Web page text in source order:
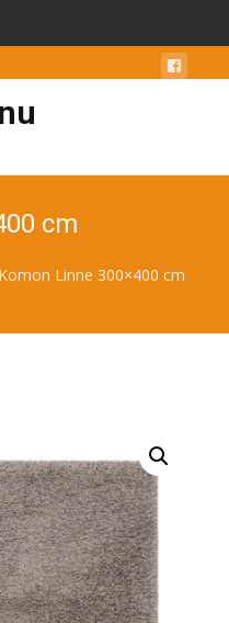
cm
Komon Linne 300×400 cm